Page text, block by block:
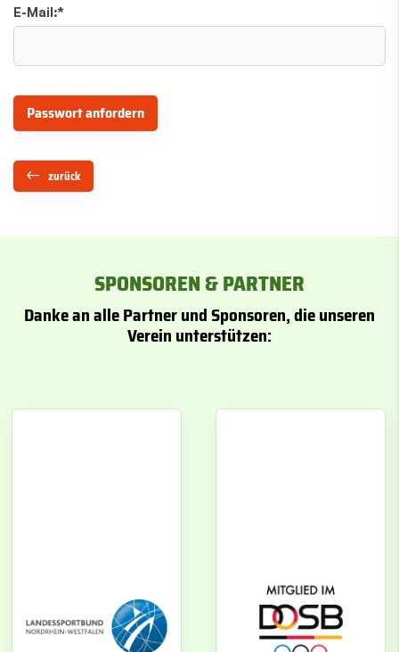
E-Mail:*
zurück
SPONSOREN & PARTNER
Danke an alle Partner und Sponsoren, die unseren
Verein unterstützen: